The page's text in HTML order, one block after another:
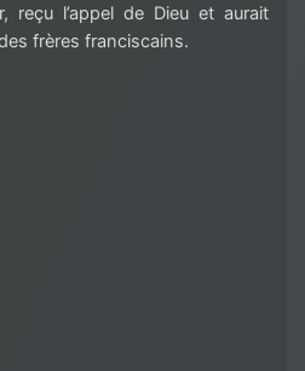
reçu l’appel de Dieu et aurait
frères franciscains.